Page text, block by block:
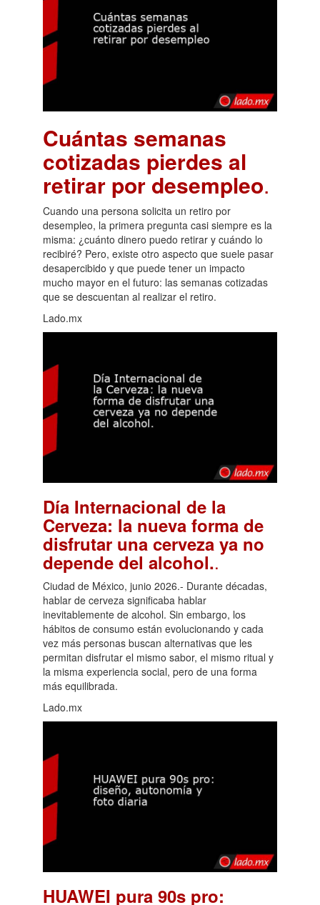
Cuántas semanas
cotizadas pierdes al
retirar por desempleo.
Cuando una persona solicita un retiro por
desempleo, la primera pregunta casi siempre es la
misma: ¿cuánto dinero puedo retirar y cuándo lo
recibiré? Pero, existe otro aspecto que suele pasar
desapercibido y que puede tener un impacto
mucho mayor en el futuro: las semanas cotizadas
que se descuentan al realizar el retiro.
Lado.mx
Día Internacional de la
Cerveza: la nueva forma de
disfrutar una cerveza ya no
depende del alcohol..
Ciudad de México, junio 2026.- Durante décadas,
hablar de cerveza significaba hablar
inevitablemente de alcohol. Sin embargo, los
hábitos de consumo están evolucionando y cada
vez más personas buscan alternativas que les
permitan disfrutar el mismo sabor, el mismo ritual y
la misma experiencia social, pero de una forma
más equilibrada.
Lado.mx
HUAWEI pura 90s pro: